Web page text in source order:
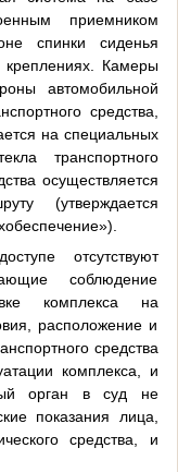
приемником
спинки сиденья
креплениях. Камеры
автомобильной
средства,
на специальных
транспортного
осуществляется
(утверждается
отсутствуют
соблюдение
комплекса на
расположение и
средства
комплекса, и
орган в суд не
показания лица,
средства, и